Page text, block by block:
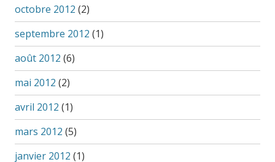
octobre 2012 (2)
septembre 2012 (1)
août 2012 (6)
mai 2012 (2)
avril 2012 (1)
mars 2012 (5)
janvier 2012 (1)